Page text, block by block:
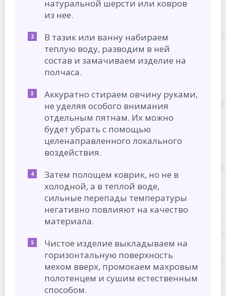
натуральной шерсти или ковров
из нее.
В тазик или ванну набираем
теплую воду, разводим в ней
состав и замачиваем изделие на
полчаса.
Аккуратно стираем овчину руками,
не уделяя особого внимания
отдельным пятнам. Их можно
будет убрать с помощью
целенаправленного локального
воздействия.
Затем полощем коврик, но не в
холодной, а в теплой воде,
сильные перепады температуры
негативно повлияют на качество
материала.
Чистое изделие выкладываем на
горизонтальную поверхность
мехом вверх, промокаем махровым
полотенцем и сушим естественным
способом.